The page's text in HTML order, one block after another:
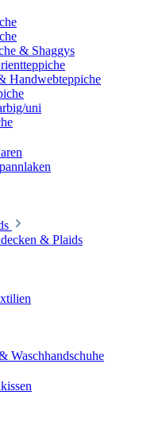
& Shaggys
Handwebteppiche
uni
& Plaids
Waschhandschuhe